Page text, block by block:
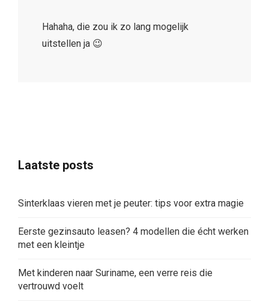
Hahaha, die zou ik zo lang mogelijk
uitstellen ja 😉
Laatste posts
Sinterklaas vieren met je peuter: tips voor extra magie
Eerste gezinsauto leasen? 4 modellen die écht werken
met een kleintje
Met kinderen naar Suriname, een verre reis die
vertrouwd voelt